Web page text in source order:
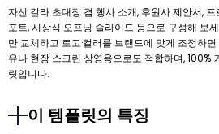
자선 갈라 초대장 겸 행사 소개, 후원사 제안서,
포트, 시상식 오프닝 슬라이드 등으로 구성해 보
만 교체하고 로고·컬러를 브랜드에 맞게 조정하
유나 현장 스크린 상영용으로도 적합하며, 100%
릿입니다.
이 템플릿의 특징